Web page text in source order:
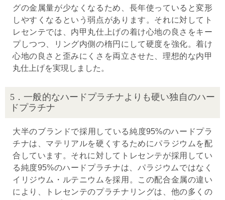
グの金属量が少なくなるため、長年使っていると変形
しやすくなるという弱点があります。それに対してト
レセンテでは、内甲丸仕上げの着け心地の良さをキー
プしつつ、リング内側の楕円にして硬度を強化。着け
心地の良さと歪みにくさを両立させた、理想的な内甲
丸仕上げを実現しました。
5．一般的なハードプラチナよりも硬い独自のハー
ドプラチナ
大半のブランドで採用している純度95%のハードプラ
チナは、マテリアルを硬くするためにパラジウムを配
合しています。それに対してトレセンテが採用してい
る純度95%のハードプラチナは、パラジウムではなく
イリジウム・ルテニウムを採用。この配合金属の違い
により、トレセンテのプラチナリングは、他の多くの